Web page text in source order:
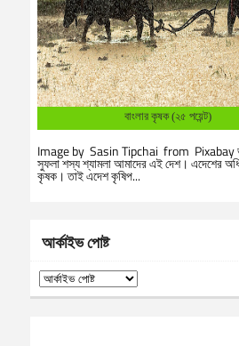
বাংলার কৃষক (২৫ পয়েন্ট)
Image by Sasin Tipchai from Pixabay
সুফলা শস্য শ্যামলা আমাদের এই দেশ। এদেশের
কৃষক। তাই এদেশ কৃষিপ...
আর্কাইভ পোষ্ট